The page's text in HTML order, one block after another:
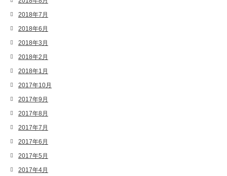
2018年7月
2018年6月
2018年3月
2018年2月
2018年1月
2017年10月
2017年9月
2017年8月
2017年7月
2017年6月
2017年5月
2017年4月